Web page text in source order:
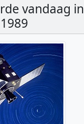
vandaag in
1989